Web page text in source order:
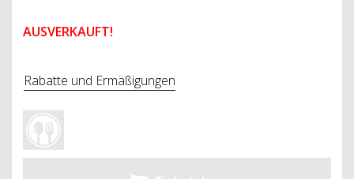
AUSVERKAUFT!
Rabatte und Ermäßigungen